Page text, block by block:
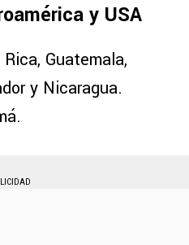
y USA
Guatemala,
y Nicaragua.